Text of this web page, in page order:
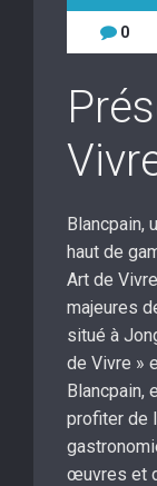
0
Blancpain,
haut de
Art de
majeures
situé à
de Vivre »
Blancpain,
profiter de
œuvres et